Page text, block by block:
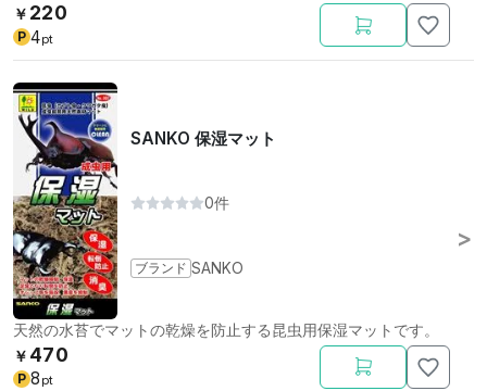
￥ 220
P 4pt
SANKO 保湿マット
0件
ブランド SANKO
天然の水苔でマットの乾燥を防止する昆虫用保湿マットです。
￥ 470
P 8 pt